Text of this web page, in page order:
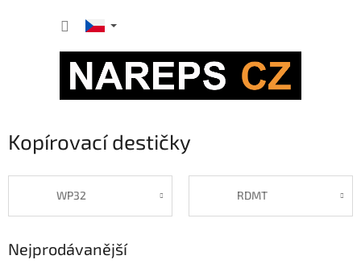
Kopírovací destičky
WP32 RDMT
Nejprodávanější